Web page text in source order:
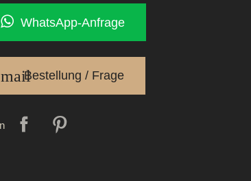
WhatsApp-Anfrage
mailBestellung / Frage